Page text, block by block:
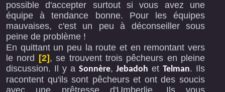
possible d'accepter surtout si vous avez une
équipe à tendance bonne. Pour les équipes
mauvaises, c'est un peu à déconseiller sous
peine de problème !
En quittant un peu la route et en remontant vers
le nord
[2] , se trouvent trois pêcheurs en pleine
discussion. Il y a Sonnère,Jebadoh etTelman. Ils
racontent qu'ils sont pêcheurs et ont des soucis